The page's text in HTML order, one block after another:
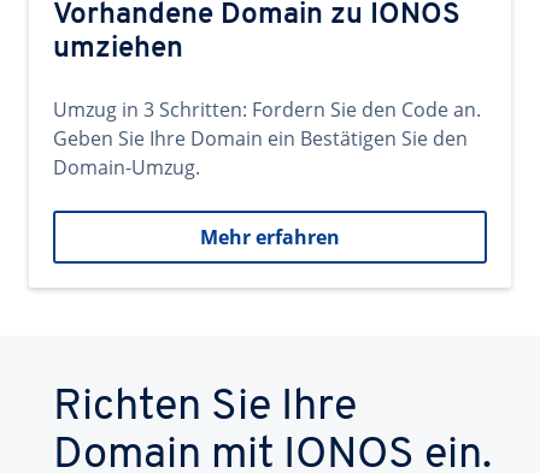
Vorhandene Domain zu IONOS
umziehen
Umzug in 3 Schritten: Fordern Sie den Code an.
Geben Sie Ihre Domain ein Bestätigen Sie den
Domain-Umzug.
Mehr erfahren
Richten Sie Ihre
Domain mit IONOS ein.